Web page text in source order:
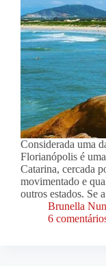
Considerada uma
Florianópolis é
Catarina, cercada
movimentado e
outros estados. Se
Brunella
6